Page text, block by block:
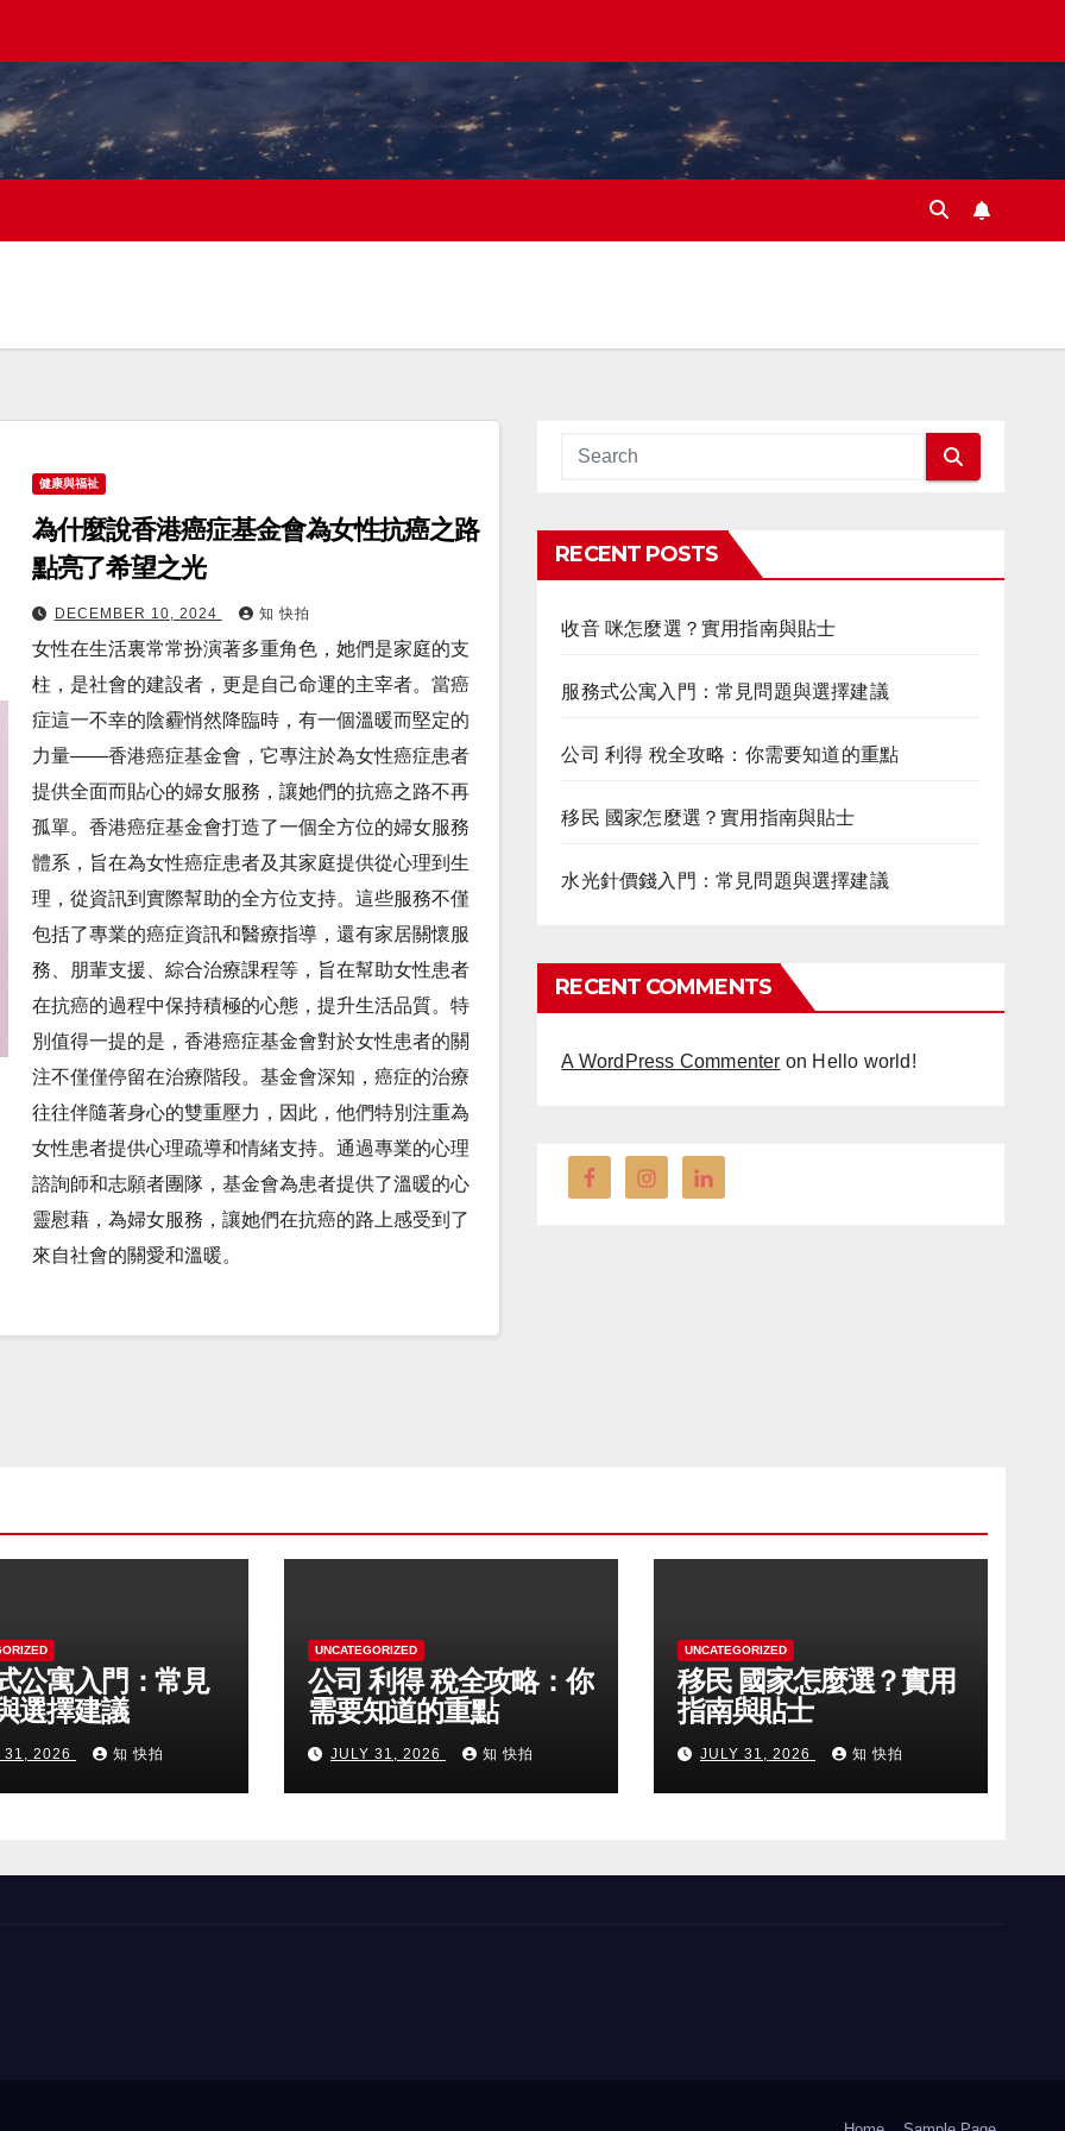
健康與福祉
為什麼說香港癌症基金會為女性抗癌之路
點亮了希望之光
DECEMBER 10, 2024 知 快拍
女性在生活裏常常扮演著多重角色，她們是家庭的支
柱，是社會的建設者，更是自己命運的主宰者。當癌
症這一不幸的陰霾悄然降臨時，有一個溫暖而堅定的
力量——香港癌症基金會，它專注於為女性癌症患者
提供全面而貼心的婦女服務，讓她們的抗癌之路不再
孤單。香港癌症基金會打造了一個全方位的婦女服務
體系，旨在為女性癌症患者及其家庭提供從心理到生
理，從資訊到實際幫助的全方位支持。這些服務不僅
包括了專業的癌症資訊和醫療指導，還有家居關懷服
務、朋輩支援、綜合治療課程等，旨在幫助女性患者
在抗癌的過程中保持積極的心態，提升生活品質。特
別值得一提的是，香港癌症基金會對於女性患者的關
注不僅僅停留在治療階段。基金會深知，癌症的治療
往往伴隨著身心的雙重壓力，因此，他們特別注重為
女性患者提供心理疏導和情緒支持。通過專業的心理
諮詢師和志願者團隊，基金會為患者提供了溫暖的心
靈慰藉，為婦女服務，讓她們在抗癌的路上感受到了
來自社會的關愛和溫暖。
RECENT POSTS
收音 咪怎麼選？實用指南與貼士
服務式公寓入門：常見問題與選擇建議
公司 利得 稅全攻略：你需要知道的重點
移民 國家怎麼選？實用指南與貼士
水光針價錢入門：常見問題與選擇建議
RECENT COMMENTS
A WordPress Commenter on Hello world!
公寓入門：常見
選擇建議
31, 2026 知 快拍
UNCATEGORIZED
公司 利得 稅全攻略：你
需要知道的重點
JULY 31, 2026 知 快拍
UNCATEGORIZED
移民 國家怎麼選？實用
指南與貼士
JULY 31, 2026 知 快拍